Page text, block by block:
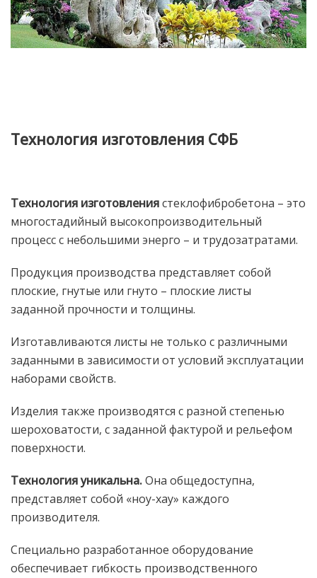
Технология изготовления СФБ
Технология изготовлениястеклофибробетона – это
многостадийный высокопроизводительный
процесс с небольшими энерго – и трудозатратами.
Продукция производства представляет собой
плоские, гнутые или гнуто – плоские листы
заданной прочности и толщины.
Изготавливаются листы не только с различными
заданными в зависимости от условий эксплуатации
наборами свойств.
Изделия также производятся с разной степенью
шероховатости, с заданной фактурой и рельефом
поверхности.
Технология уникальна.Она общедоступна,
представляет собой «ноу-хау» каждого
производителя.
Специально разработанное оборудование
обеспечивает гибкость производственного